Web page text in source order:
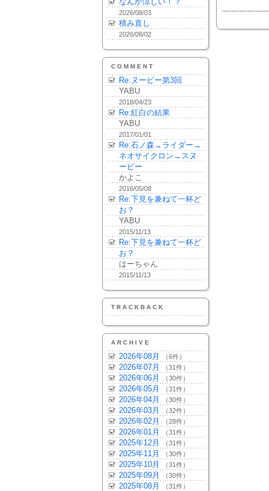
2026/08/03
積み直し
2026/08/02
COMMENT
Re:ヌーピー第3回
YABU
2018/04/23
Re:紅白の結果
YABU
2017/01/01
Re:石ノ森→ライダー→
ネオサイクロン→スヌ
ーピー
かよこ
2016/05/08
Re:下見を兼ねて一杯ど
お？
YABU
2015/11/13
Re:下見を兼ねて一杯ど
お？
はーちゃん
2015/11/13
TRACKBACK
ARCHIVE
2026年08月 （6件）
2026年07月 （31件）
2026年06月 （30件）
2026年05月 （31件）
2026年04月 （30件）
2026年03月 （32件）
2026年02月 （28件）
2026年01月 （31件）
2025年12月 （31件）
2025年11月 （30件）
2025年10月 （31件）
2025年09月 （30件）
2025年08月 （31件）